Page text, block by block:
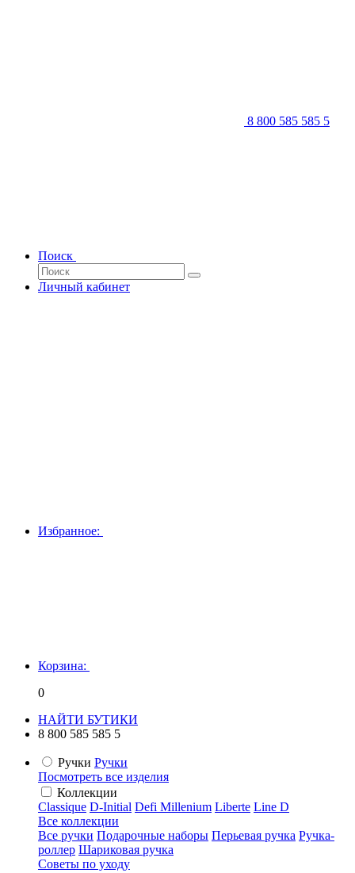
8 800 585 585 5
Поиск
Личный кабинет
Избранное:
Корзина:
0
НАЙТИ БУТИКИ
8 800 585 585 5
Ручки Ручки
Посмотреть все изделия
Коллекции
Classique D-Initial Defi Millenium Liberte Line D
Все коллекции
Все ручки Подарочные наборы Перьевая ручка Ручка-
роллер Шариковая ручка
Советы по уходу